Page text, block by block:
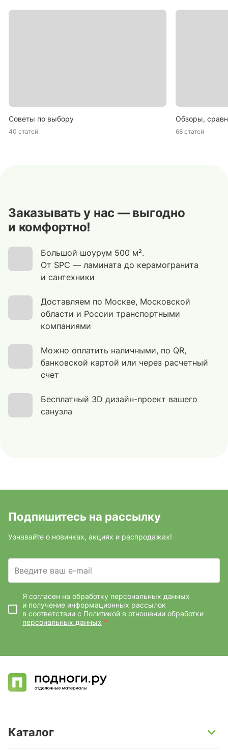
Советы по выбору
40 статей
Обзоры,
68 статей
Заказывать у нас — выгодно
и комфортно!
Большой шоурум 500 м².
От SPC — ламината до керамогранита
и сантехники
Доставляем по Москве, Московской
области и России транспортными
компаниями
Можно оплатить наличными, по QR,
банковской картой или через расчетный
счет
Бесплатный 3D дизайн-проект вашего
санузла
Подпишитесь на рассылку
Узнавайте о новинках, акциях и распродажах!
Введите ваш e-mail
Я согласен на обработку персональных данных
и получение информационных рассылок
в соответствии с Политикой в отношении обработки
персональных данных *
Каталог